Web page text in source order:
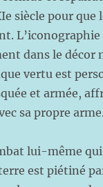
siècle pour que
L’iconographie
dans le décor
vertu est
et armée,
sa propre
lui-même
est piétiné